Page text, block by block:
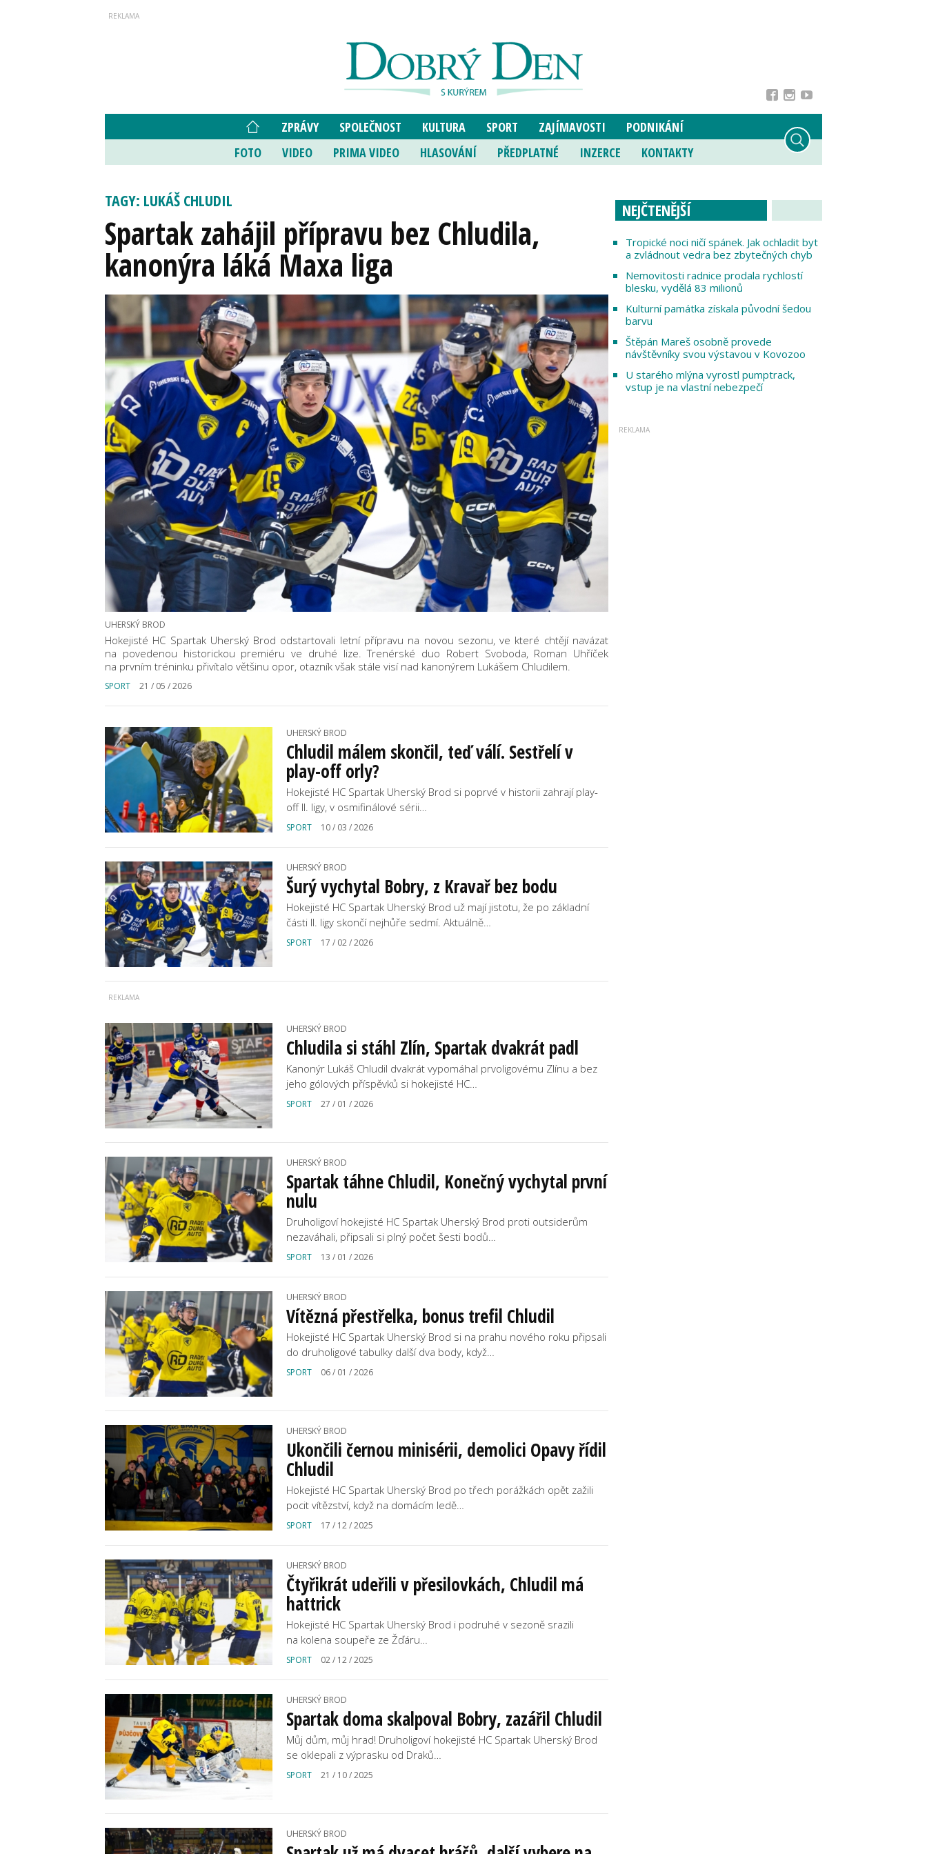
ZPRÁVY SPOLEČNOST KULTURA SPORT ZAJÍMAVOSTI
PODNIKÁNÍ
FOTO
VIDEO PRIMA VIDEO HLASOVÁNÍ PŘEDPLATNÉ INZERCE KONTAKTY
TAGY: LUKÁŠ CHLUDIL
Spartak zahájil přípravu bez Chludila,
kanonýra láká Maxa liga
UHERSKÝ BROD
Hokejisté HC Spartak Uherský Brod odstartovali letní přípravu na novou sezonu, ve které chtějí navázat
na povedenou historickou premiéru ve druhé lize. Trenérské duo Robert Svoboda, Roman Uhříček
na prvním tréninku přivítalo většinu opor, otazník však stále visí nad kanonýrem Lukášem Chludilem.
SPORT 21 / 05 / 2026
UHERSKÝ BROD
Chludil málem skončil, teď válí. Sestřelí v
play-off orly?
Hokejisté HC Spartak Uherský Brod si poprvé v historii zahrají play-
off II. ligy, v osmifinálové sérii…
SPORT 10 / 03 / 2026
UHERSKÝ BROD
Šurý vychytal Bobry, z Kravař bez bodu
Hokejisté HC Spartak Uherský Brod už mají jistotu, že po základní
části II. ligy skončí nejhůře sedmí. Aktuálně…
SPORT 17 / 02 / 2026
UHERSKÝ BROD
Chludila si stáhl Zlín, Spartak dvakrát padl
Kanonýr Lukáš Chludil dvakrát vypomáhal prvoligovému Zlínu a bez
jeho gólových příspěvků si hokejisté HC…
SPORT 27 / 01 / 2026
UHERSKÝ BROD
Spartak táhne Chludil, Konečný vychytal první
nulu
Druholigoví hokejisté HC Spartak Uherský Brod proti outsiderům
nezaváhali, připsali si plný počet šesti bodů…
SPORT 13 / 01 / 2026
UHERSKÝ BROD
Vítězná přestřelka, bonus trefil Chludil
Hokejisté HC Spartak Uherský Brod si na prahu nového roku připsali
do druholigové tabulky další dva body, když…
SPORT 06 / 01 / 2026
UHERSKÝ BROD
Ukončili černou minisérii, demolici Opavy řídil
Chludil
Hokejisté HC Spartak Uherský Brod po třech porážkách opět zažili
pocit vítězství, když na domácím ledě…
SPORT 17 / 12 / 2025
UHERSKÝ BROD
Čtyřikrát udeřili v přesilovkách, Chludil má
hattrick
Hokejisté HC Spartak Uherský Brod i podruhé v sezoně srazili
na kolena soupeře ze Žďáru…
SPORT 02 / 12 / 2025
UHERSKÝ BROD
Spartak doma skalpoval Bobry, zazářil Chludil
Můj dům, můj hrad! Druholigoví hokejisté HC Spartak Uherský Brod
se oklepali z výprasku od Draků…
SPORT 21 / 10 / 2025
UHERSKÝ BROD
NEJČTENĚJŠÍ
Tropické noci ničí spánek. Jak ochladit byt
a zvládnout vedra bez zbytečných chyb
Nemovitosti radnice prodala rychlostí
blesku, vydělá 83 milionů
Kulturní památka získala původní šedou
barvu
Štěpán Mareš osobně provede
návštěvníky svou výstavou v Kovozoo
U starého mlýna vyrostl pumptrack,
vstup je na vlastní nebezpečí